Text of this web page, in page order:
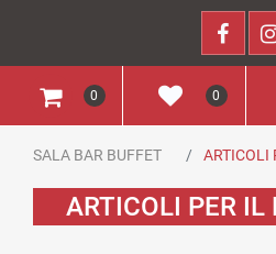
0 0
SALA BAR BUFFET ARTICOLI
ARTICOLI PER IL